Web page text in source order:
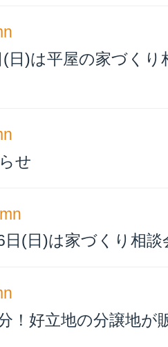
日)は平屋の家づくり
せ
日(日)は家づくり相談
！好立地の分譲地が